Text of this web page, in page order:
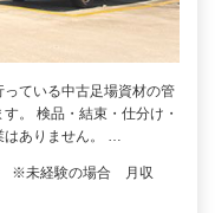
ている中古足場資材の管
。 検品・結束・仕分け・
はありません。 …
※未経験の場合 月収